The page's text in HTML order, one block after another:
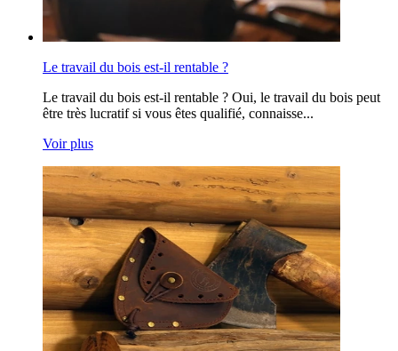
Le travail du bois est-il rentable ?
Le travail du bois est-il rentable ? Oui, le travail du bois peut
être très lucratif si vous êtes qualifié, connaisse...
Voir plus